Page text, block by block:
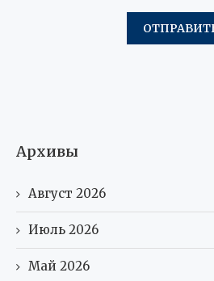
Архивы
Август 2026
Июль 2026
Май 2026